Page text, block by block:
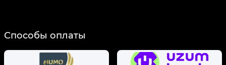
Способы оплаты